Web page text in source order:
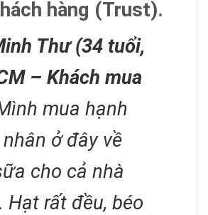
hàng (Trust).
Thư (34 tuổi,
– Khách mua
mua hạnh
ở đây về
cho cả nhà
Hạt rất đều, béo